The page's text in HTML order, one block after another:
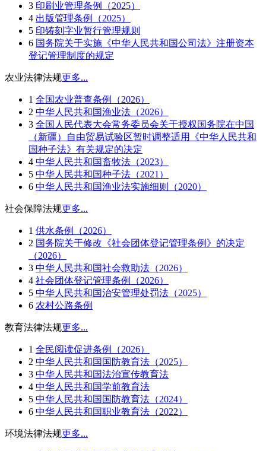
3 印刷业管理条例（2025）
4 出版管理条例（2025）
5 印铸刻字业暂行管理规则
6 国务院关于实施《中华人民共和国公司法》注册资本
登记管理制度的规定
农业法律法规更多...
1 全国农业普查条例（2026）
2 中华人民共和国渔业法（2026）
3 全国人民代表大会常务委员会关于授权国务院在中国
（新疆）自由贸易试验区暂时调整适用《中华人民共和
国种子法》有关规定的决定
4 中华人民共和国畜牧法（2023）
5 中华人民共和国种子法（2021）
6 中华人民共和国渔业法实施细则（2020）
社会保障法规更多...
1 供水条例（2026）
2 国务院关于修改《社会团体登记管理条例》的决定
（2026）
3 中华人民共和国社会救助法（2026）
4 社会团体登记管理条例（2026）
5 中华人民共和国治安管理处罚法（2025）
6 农村公路条例
教育法律法规更多...
1 全民阅读促进条例（2026）
2 中华人民共和国国防教育法（2025）
3 中华人民共和国法治宣传教育法
4 中华人民共和国学前教育法
5 中华人民共和国国防教育法（2024）
6 中华人民共和国职业教育法（2022）
环境法律法规更多...